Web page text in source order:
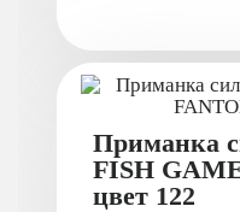
Приманка
FISH
цвет 122